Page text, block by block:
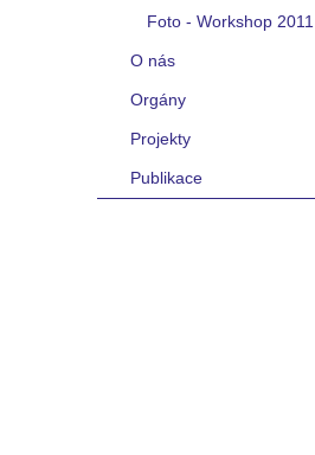
Foto - Workshop 2011
O nás
Orgány
Projekty
Publikace